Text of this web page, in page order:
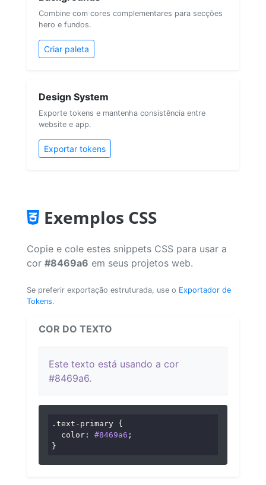
Combine com cores complementares para secções
hero e fundos.
Criar paleta
Design System
Exporte tokens e mantenha consistência entre
website e app.
Exportar tokens
Exemplos CSS
Copie e cole estes snippets CSS para usar a
cor #8469a6 em seus projetos web.
Se preferir exportação estruturada, use o Exportador de
Tokens.
COR DO TEXTO
Este texto está usando a cor
#8469a6.
.text-primary {
color : #8469a6 ;
}